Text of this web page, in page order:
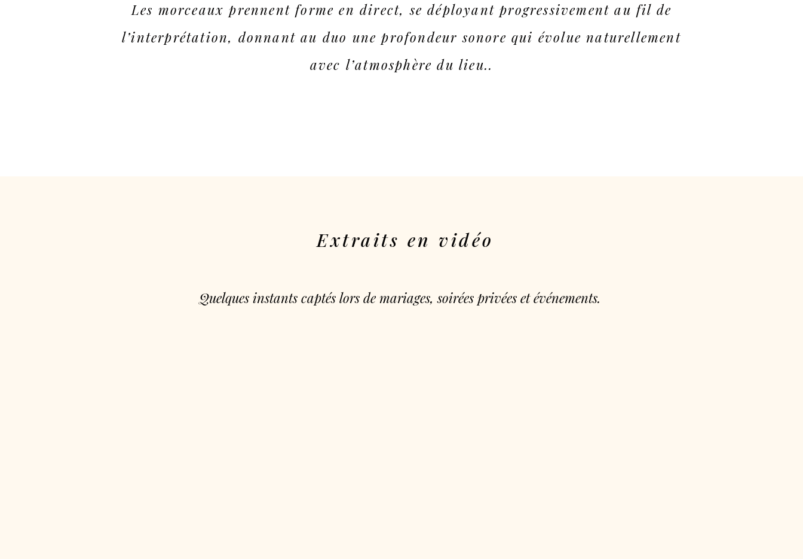
Les morceaux prennent forme en direct, se déployant progressivement au fil de
l’interprétation, donnant au duo une profondeur sonore qui évolue naturellement
avec l’atmosphère du lieu..
Extraits en vidéo
Quelques instants captés lors de mariages, soirées privées et événements.